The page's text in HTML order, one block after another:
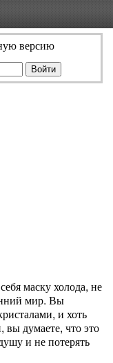
версию
маску холода, не
мир. Вы
и хоть
вы думаете, что это
и не потерять